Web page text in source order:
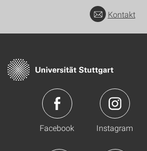
Kontakt
Facebook Instagram